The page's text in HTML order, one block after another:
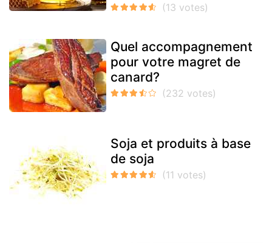
Quel accompagnement
pour votre magret de
canard?
Soja et produits à base
de soja